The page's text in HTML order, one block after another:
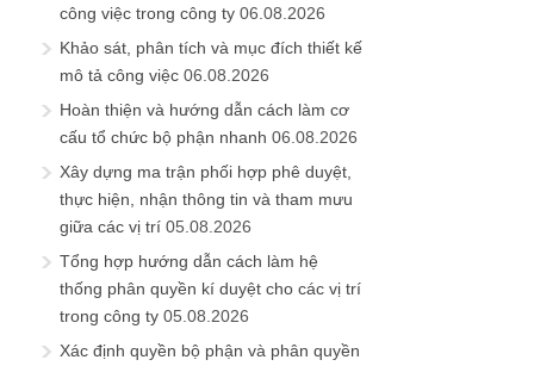
công việc trong công ty 06.08.2026
Khảo sát, phân tích và mục đích thiết kế
mô tả công việc 06.08.2026
Hoàn thiện và hướng dẫn cách làm cơ
cấu tổ chức bộ phận nhanh 06.08.2026
Xây dựng ma trận phối hợp phê duyệt,
thực hiện, nhận thông tin và tham mưu
giữa các vị trí 05.08.2026
Tổng hợp hướng dẫn cách làm hệ
thống phân quyền kí duyệt cho các vị trí
trong công ty 05.08.2026
Xác định quyền bộ phận và phân quyền